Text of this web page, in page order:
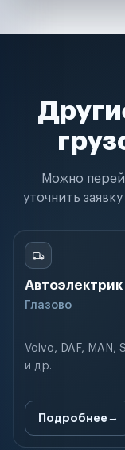
Можно
уточнить
Автоэлектрик
Глазово
Volvo, DAF, MAN,
и др.
Подробнее